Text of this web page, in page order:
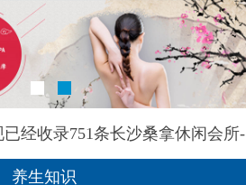
已经收录751条长沙桑拿休闲会所-
秘境养生网信息
养生知识